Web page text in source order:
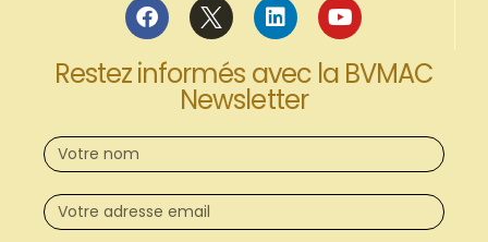
Restez informés avec la BVMAC
Newsletter